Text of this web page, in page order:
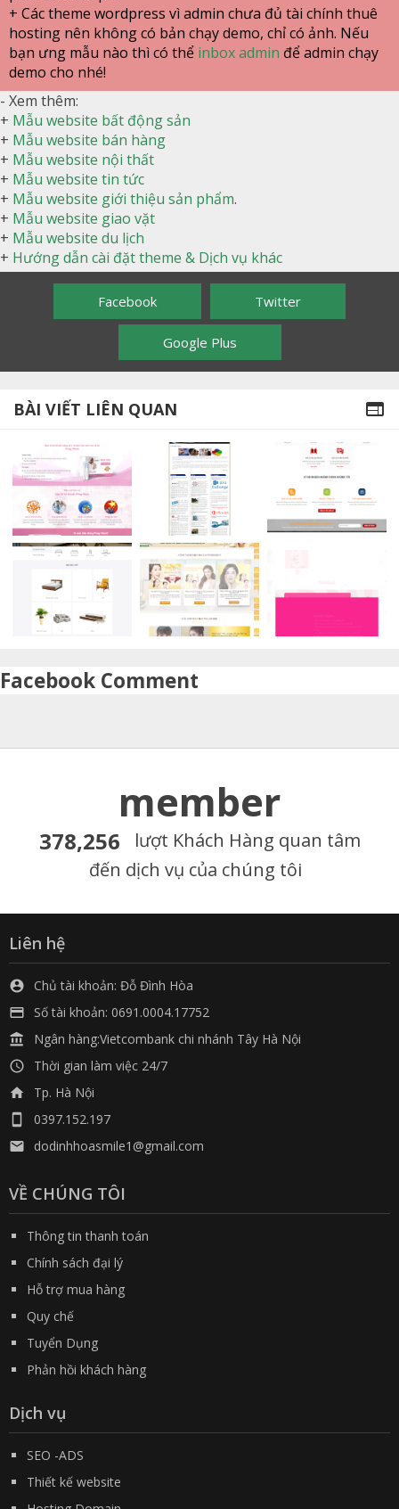
+ Các theme wordpress vì admin chưa đủ tài chính thuê
hosting nên không có bản chạy demo, chỉ có ảnh. Nếu
bạn ưng mẫu nào thì có thể inbox admin để admin chạy
demo cho nhé!
- Xem thêm:
+ Mẫu website bất động sản
+ Mẫu website bán hàng
+ Mẫu website nội thất
+ Mẫu website tin tức
+ Mẫu website giới thiệu sản phẩm.
+ Mẫu website giao vặt
+ Mẫu website du lịch
+ Hướng dẫn cài đặt theme & Dịch vụ khác
Facebook Twitter
Google Plus
BÀI VIẾT LIÊN QUAN 
Facebook Comment
member
378,256
lượt Khách Hàng quan tâm
đến dịch vụ của chúng tôi
Liên hệ
 Chủ tài khoản: Đỗ Đình Hòa
 Số tài khoản: 0691.0004.17752
 Ngân hàng:Vietcombank chi nhánh Tây Hà Nội
 Thời gian làm việc 24/7
 Tp. Hà Nội
 0397.152.197
 dodinhhoasmile1@gmail.com
VỀ CHÚNG TÔI
Thông tin thanh toán
Chính sách đại lý
Hỗ trợ mua hàng
Quy chế
Tuyển Dụng
Phản hồi khách hàng
Dịch vụ
SEO -ADS
Thiết kế website